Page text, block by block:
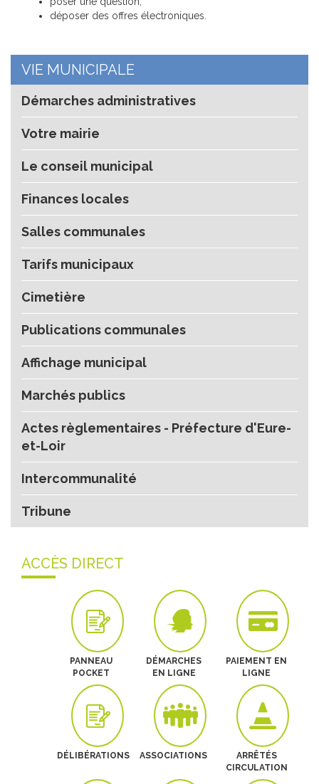
déposer des offres électroniques.
VIE MUNICIPALE
Démarches administratives
Votre mairie
Le conseil municipal
Finances locales
Salles communales
Tarifs municipaux
Cimetière
Publications communales
Affichage municipal
Marchés publics
Actes règlementaires - Préfecture d'Eure-
et-Loir
Intercommunalité
Tribune
ACCÈS DIRECT
PANNEAU
POCKET
DÉMARCHES
EN LIGNE
PAIEMENT EN
LIGNE
DÉLIBÉRATIONS ASSOCIATIONS
ARRÊTÉS
CIRCULATION